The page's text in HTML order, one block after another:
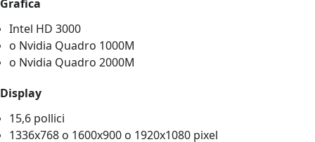
Grafica
Intel HD 3000
o Nvidia Quadro 1000M
o Nvidia Quadro 2000M
Display
15,6 pollici
1336x768 o 1600x900 o 1920x1080 pixel